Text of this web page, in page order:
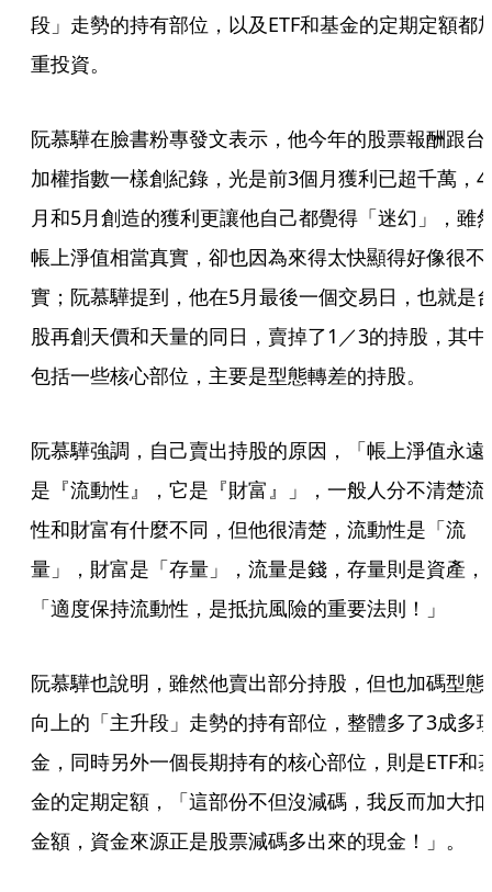
段」走勢的持有部位，以及ETF和基金的定期定額都
重投資。
阮慕驊在臉書粉專發文表示，他今年的股票報酬跟台
加權指數一樣創紀錄，光是前3個月獲利已超千萬，4
月和5月創造的獲利更讓他自己都覺得「迷幻」，雖
帳上淨值相當真實，卻也因為來得太快顯得好像很不
實；阮慕驊提到，他在5月最後一個交易日，也就是
股再創天價和天量的同日，賣掉了1／3的持股，其中
包括一些核心部位，主要是型態轉差的持股。
阮慕驊強調，自己賣出持股的原因，「帳上淨值永遠
是『流動性』，它是『財富』」，一般人分不清楚流
性和財富有什麼不同，但他很清楚，流動性是「流
量」，財富是「存量」，流量是錢，存量則是資產，
「適度保持流動性，是抵抗風險的重要法則！」
阮慕驊也說明，雖然他賣出部分持股，但也加碼型態
向上的「主升段」走勢的持有部位，整體多了3成多
金，同時另外一個長期持有的核心部位，則是ETF和
金的定期定額，「這部份不但沒減碼，我反而加大扣
金額，資金來源正是股票減碼多出來的現金！」。